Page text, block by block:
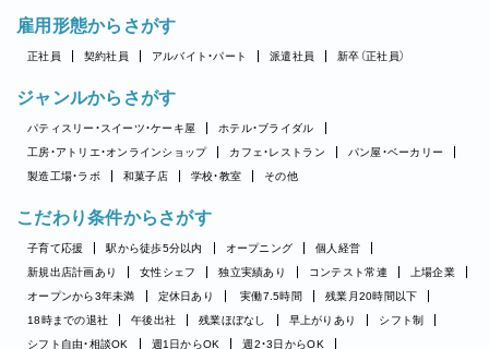
雇用形態からさがす
正社員 契約社員 アルバイト・パート 派遣社員 新卒（正社員）
ジャンルからさがす
パティスリー・スイーツ・ケーキ屋
ホテル・ブライダル
工房・アトリエ・オンラインショップ
カフェ・レストラン
パン屋・ベーカリー
製造工場・ラボ
和菓子店 学校・教室 その他
こだわり条件からさがす
子育て応援 駅から徒歩5分以内 オープニング
個人経営
新規出店計画あり
女性シェフ 独立実績あり コンテスト常連
上場企業
オープンから3年未満
定休日あり 実働7.5時間
残業月20時間以下
18時までの退社
午後出社 残業ほぼなし 早上がりあり
シフト制
シフト自由・相談OK
週1日からOK
週2・3日からOK